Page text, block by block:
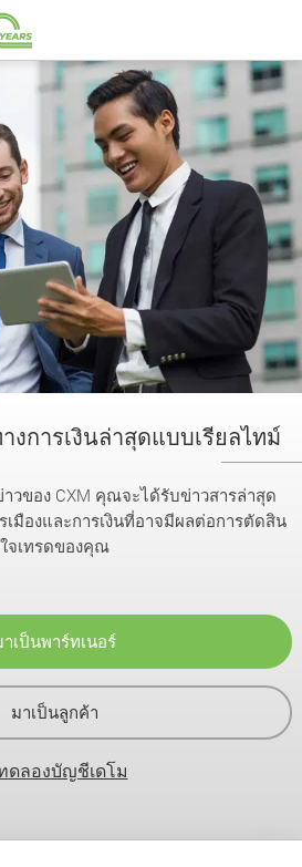
งการเงินล่าสุดแบบเรียลไทม์
วของ CXM คุณจะได้รับข่าวสารล่าสุด
มืองและการเงินที่อาจมีผลต่อการตัดสิน
ใจเทรดของคุณ
าเป็นพาร์ทเนอร์
มาเป็นลูกค้า
ดลองบัญชีเดโม